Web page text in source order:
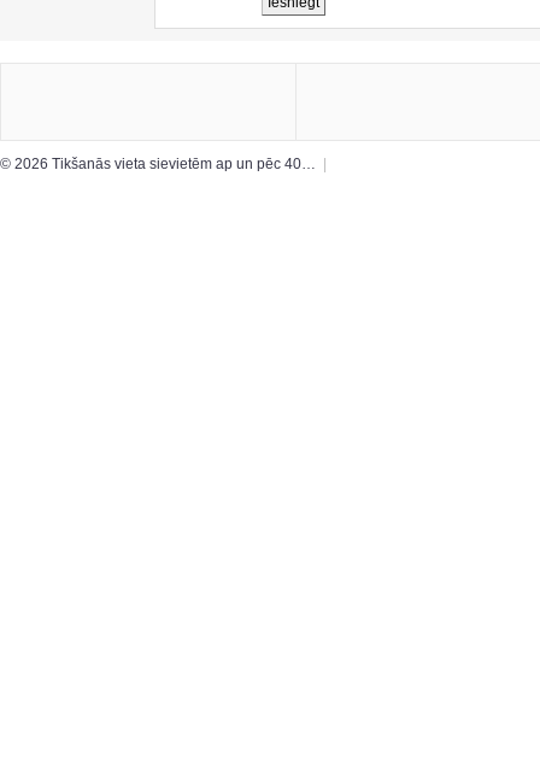
© 2026 Tikšanās vieta sievietēm ap un pēc 40… |